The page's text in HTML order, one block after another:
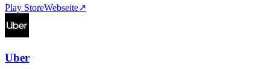
Play StoreWebseite↗
Uber